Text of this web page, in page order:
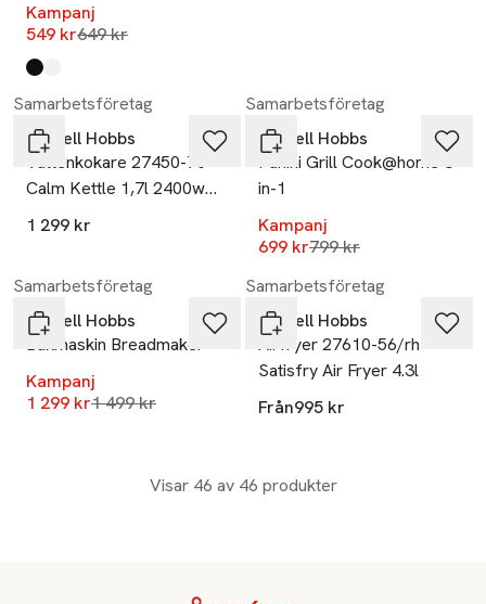
Kampanj
549 krLägsta pris 30 dagar
649 kr
Produkten finns i färgerna:
black
white
Samarbetsföretag
Russell Hobbs
Vattenkokare 27450-70
Calm Kettle 1,7l 2400w
Tyst Kokning
1 299 kr
Samarbetsföretag
Russell Hobbs
Panini Grill Cook@home 3-
in-1
Kampanj
699 krLägsta pris 30 dagar
799 kr
Samarbetsföretag
Russell Hobbs
Bakmaskin Breadmaker
Kampanj
1 299 krLägsta pris 30 dagar
1 499 kr
Samarbetsföretag
Russell Hobbs
Airfryer 27610-56/rh
Satisfry Air Fryer 4.3l
Från995 kr
Visar 46 av 46 produkter